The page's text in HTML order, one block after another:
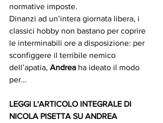
normative imposte.
Dinanzi ad un’intera giornata libera, i
classici hobby non bastano per coprire
le interminabili ore a disposizione: per
sconfiggere il terribile nemico
dell’apatia, Andrea ha ideato il modo
per...
LEGGI L'ARTICOLO INTEGRALE DI
NICOLA PISETTA SU ANDREA